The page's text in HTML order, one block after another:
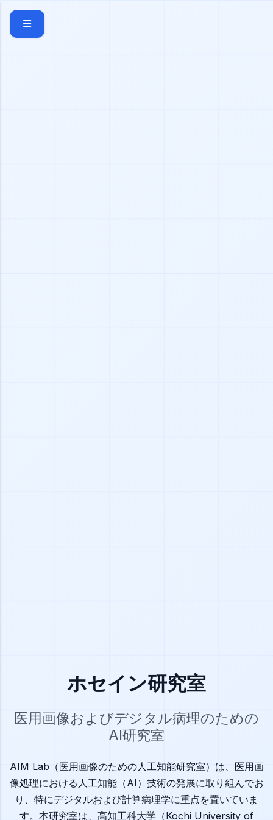
メインコンテンツにスキップ
ホセイン研究室
医用画像およびデジタル病理のための
AI研究室
AIM Lab（医用画像のための人工知能研究室）は、医用画
像処理における人工知能（AI）技術の発展に取り組んでお
り、特にデジタルおよび計算病理学に重点を置いていま
す。本研究室は、高知工科大学（Kochi University of